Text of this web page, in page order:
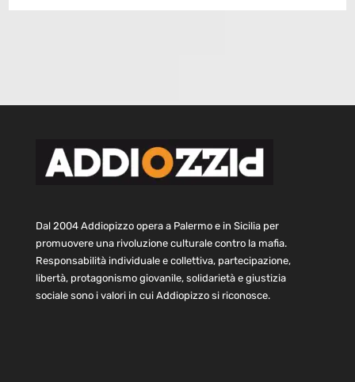
Dal 2004 Addiopizzo opera a Palermo e in Sicilia per
promuovere una rivoluzione culturale contro la mafia.
Responsabilità individuale e collettiva, partecipazione,
libertà, protagonismo giovanile, solidarietà e giustizia
sociale sono i valori in cui Addiopizzo si riconosce.